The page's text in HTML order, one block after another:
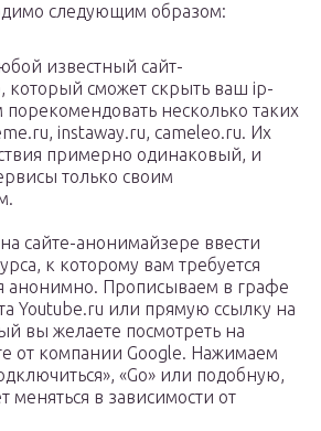
следующим образом:
известный сайт-
который сможет скрыть ваш ip-
несколько таких
instaway.ru, cameleo.ru. Их
примерно одинаковый, и
только своим
сайте-анонимайзере ввести
к которому вам требуется
анонимно. Прописываем в графе
Youtube.ru или прямую ссылку на
вы желаете посмотреть на
от компании Google. Нажимаем
«Go» или подобную,
меняться в зависимости от